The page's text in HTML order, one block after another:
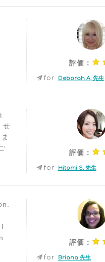
評価：
for Deborah A. 先生
せ
評価：
for Hitomi S. 先生
評価：
for Briana 先生